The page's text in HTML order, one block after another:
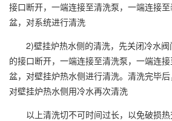
接口断开，一端连接至清洗泵，一端连接
盆，对系统进行清洗
2)壁挂炉热水侧的清洗，先关闭冷水阀
的接口断开，一端连接至清洗泵，一端连
盆，对壁挂炉热水侧进行清洗。清洗完毕
对壁挂炉热水侧用冷水再次清洗
以上清洗切不可时间过长，以免破损热